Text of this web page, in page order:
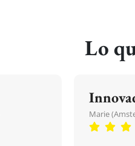
Lo
Marie